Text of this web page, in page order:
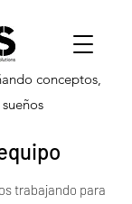
conceptos,
trabajando para